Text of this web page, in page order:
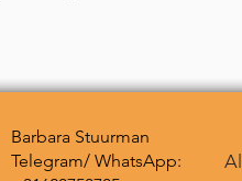
Barbara Stuurman
Telegram/ WhatsApp: